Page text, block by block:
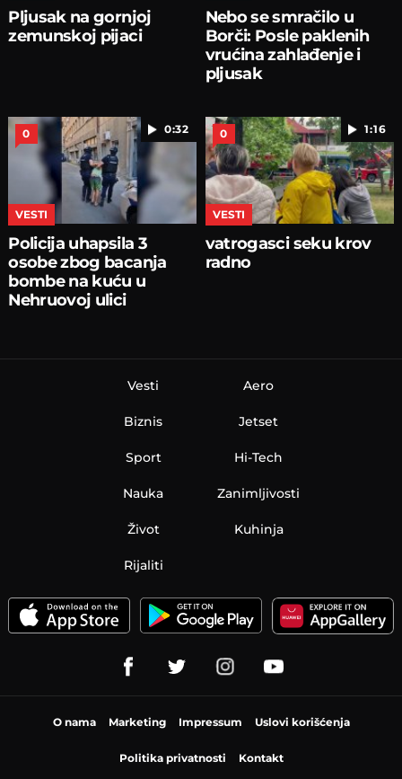
Pljusak na gornjoj
zemunskoj pijaci
Nebo se smračilo u
Borči: Posle paklenih
vrućina zahlađenje i
pljusak
0:32
0
VESTI
Policija uhapsila 3
osobe zbog bacanja
bombe na kuću u
Nehruovoj ulici
1:16
0
VESTI
vatrogasci seku krov
radno
Vesti
Biznis
Sport
Nauka
Aero
Jetset
Hi-Tech
Zanimljivosti
Život Kuhinja
Rijaliti
O nama Marketing Impressum Uslovi korišćenja
Politika privatnosti Kontakt